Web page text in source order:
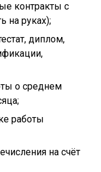
контракты с
на руках);
диплом,
о среднем
работы
на счёт